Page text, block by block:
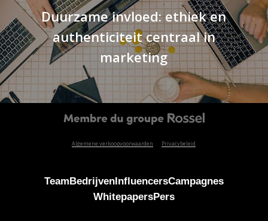
Duurzame invloed: ethiek en
authenticiteit centraal in
marketing
Algemene verkoopvoorwaarden Privacybeleid
TeamBedrijvenInfluencersCampagnes
WhitepapersPers